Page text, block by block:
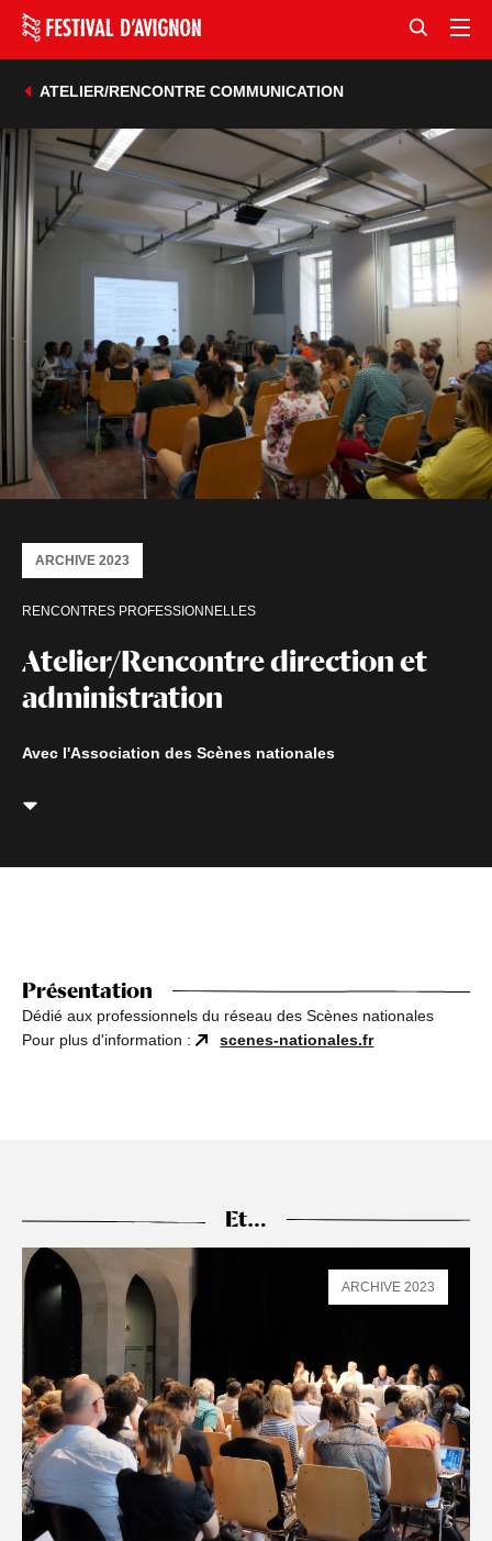
ATELIER/RENCONTRE COMMUNICATION
Atelier/Rencontre direction et
administration
RENCONTRES PROFESSIONNELLES
ARCHIVE 2023
Avec l'Association des Scènes nationales
Présentation
Dédié aux professionnels du réseau des Scènes nationales
Pour plus d'information :
scenes-nationales.fr
Et…
ARCHIVE 2023